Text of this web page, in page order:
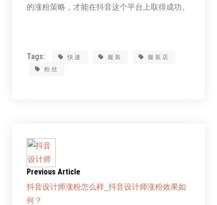
的涨粉策略，才能在抖音这个平台上取得成功。
Tags: 快速 服装
服装店
粉丝
Previous Article
抖音设计师涨粉怎么样_抖音设计师涨粉效果如
何？